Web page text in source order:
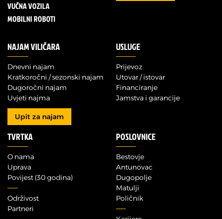
VUČNA VOZILA
MOBILNI ROBOTI
NAJAM VILIČARA
Dnevni najam
Kratkoročni / sezonski najam
Dugoročni najam
Uvjeti najma
Upit za najam
USLUGE
Prijevoz
Utovar / istovar
Financiranje
Jamstva i garancije
TVRTKA
O nama
Uprava
Povijest (30 godina)
Održivost
Partneri
POSLOVNICE
Bestovje
Antunovac
Dugopolje
Matulji
Poličnik